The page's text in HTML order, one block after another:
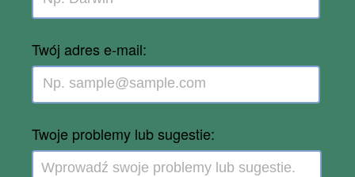
Twój adres e-mail:
Twoje problemy lub sugestie: